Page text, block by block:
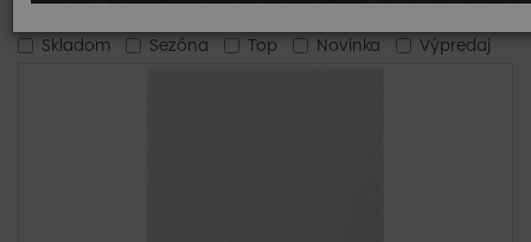
Skladom Sezóna Top Novinka Výpredaj